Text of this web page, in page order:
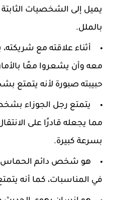
يميل إلى الشخصيات الثابتة
بالملل.
أثناء علاقته مع
معه وأن يشعروا معًا
حبيبته صبورة لأنه يتمتع
مما يجعله قادرًا على
بسرعة كبيرة.
هو شخص دائم الحماس
في المناسبات، كما أنه